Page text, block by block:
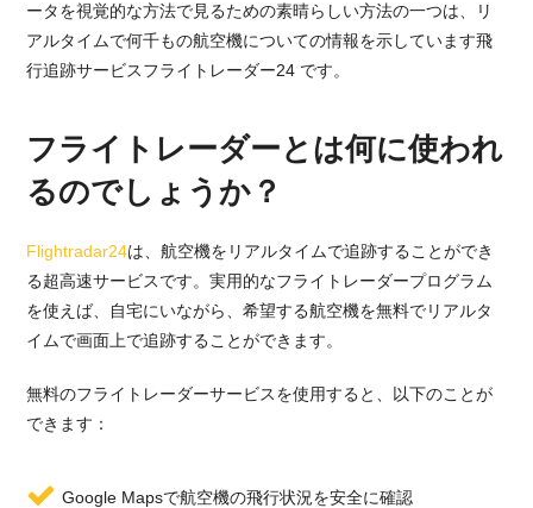
ータを視覚的な方法で見るための素晴らしい方法の一つは、リ
アルタイムで何千もの航空機についての情報を示しています飛
行追跡サービスフライトレーダー24 です。
フライトレーダーとは何に使われ
るのでしょうか？
Flightradar24は、航空機をリアルタイムで追跡することができ
る超高速サービスです。実用的なフライトレーダープログラム
を使えば、自宅にいながら、希望する航空機を無料でリアルタ
イムで画面上で追跡することができます。
無料のフライトレーダーサービスを使用すると、以下のことが
できます：
Google Mapsで航空機の飛行状況を安全に確認